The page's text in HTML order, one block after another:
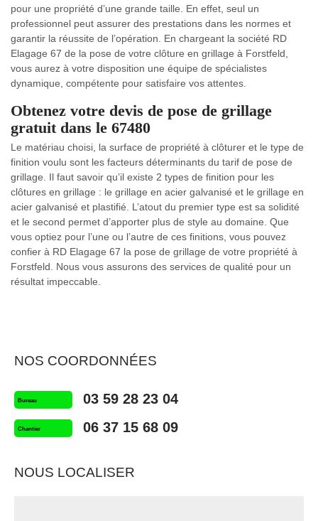
pour une propriété d’une grande taille. En effet, seul un
professionnel peut assurer des prestations dans les normes et
garantir la réussite de l’opération. En chargeant la société RD
Elagage 67 de la pose de votre clôture en grillage à Forstfeld,
vous aurez à votre disposition une équipe de spécialistes
dynamique, compétente pour satisfaire vos attentes.
Obtenez votre devis de pose de grillage
gratuit dans le 67480
Le matériau choisi, la surface de propriété à clôturer et le type de
finition voulu sont les facteurs déterminants du tarif de pose de
grillage. Il faut savoir qu’il existe 2 types de finition pour les
clôtures en grillage : le grillage en acier galvanisé et le grillage en
acier galvanisé et plastifié. L’atout du premier type est sa solidité
et le second permet d’apporter plus de style au domaine. Que
vous optiez pour l’une ou l’autre de ces finitions, vous pouvez
confier à RD Elagage 67 la pose de grillage de votre propriété à
Forstfeld. Nous vous assurons des services de qualité pour un
résultat impeccable.
NOS COORDONNÉES
Bureau 03 59 28 23 04
Chantier 06 37 15 68 09
NOUS LOCALISER